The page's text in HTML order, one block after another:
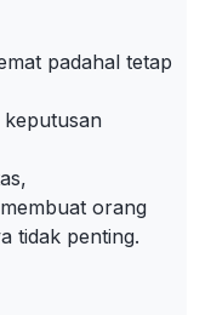
padahal tetap
keputusan
orang
tidak penting.